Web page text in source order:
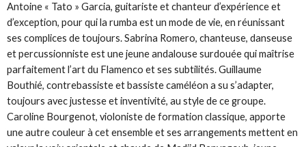
Antoine « Tato » Garcia, guitariste et chanteur d’expérience et
d’exception, pour qui la rumba est un mode de vie, en réunissant
ses complices de toujours. Sabrina Romero, chanteuse, danseuse
et percussionniste est une jeune andalouse surdouée qui maîtrise
parfaitement l’art du Flamenco et ses subtilités. Guillaume
Bouthié, contrebassiste et bassiste caméléon a su s’adapter,
toujours avec justesse et inventivité, au style de ce groupe.
Caroline Bourgenot, violoniste de formation classique, apporte
une autre couleur à cet ensemble et ses arrangements mettent en